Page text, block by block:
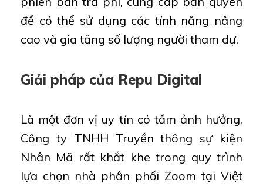
để có thể sử dụng các tính năng nâng
cao và gia tăng số lượng người tham dự.
Giải pháp của Repu Digital
Là một đơn vị uy tín có tầm ảnh hưởng,
Công ty TNHH Truyền thông sự kiện
Nhân Mã rất khắt khe trong quy trình
lựa chọn nhà phân phối Zoom tại Việt